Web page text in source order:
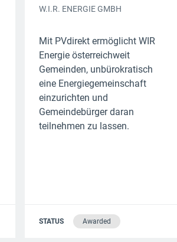
W.I.R. ENERGIE GMBH
Mit PVdirekt ermöglicht WIR
Energie österreichweit
Gemeinden, unbürokratisch
eine Energiegemeinschaft
einzurichten und
Gemeindebürger daran
teilnehmen zu lassen.
STATUS Awarded